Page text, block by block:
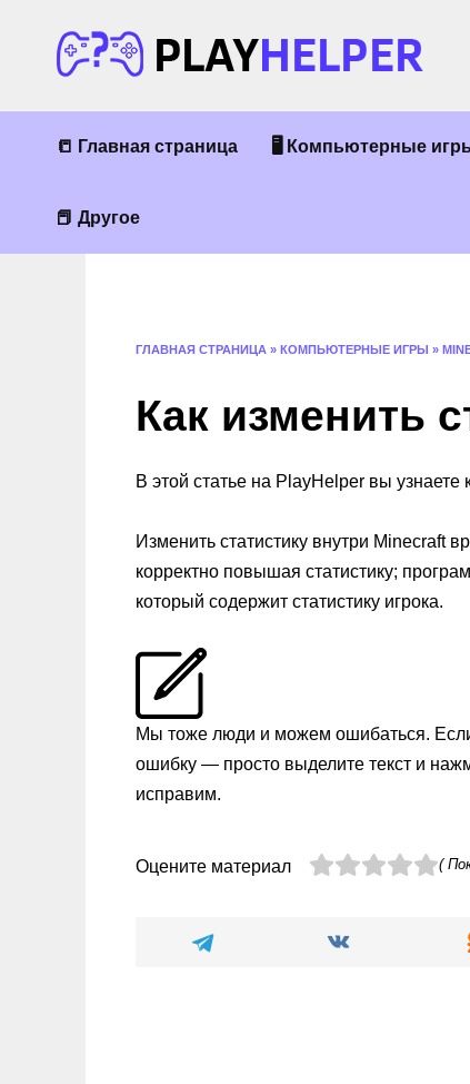
содержанию
📒 Главная страница 🖥 Компьютерные
📕 Другое
ГЛАВНАЯ СТРАНИЦА » КОМПЬЮТЕРНЫЕ ИГРЫ »
Как изменить
В этой статье на PlayHelper вы узнаете
Изменить статистику внутри Minecraft
корректно повышая статистику;
который содержит статистику игрока.
Мы тоже люди и можем ошибаться.
ошибку — просто выделите текст и
исправим.
Оцените материал (